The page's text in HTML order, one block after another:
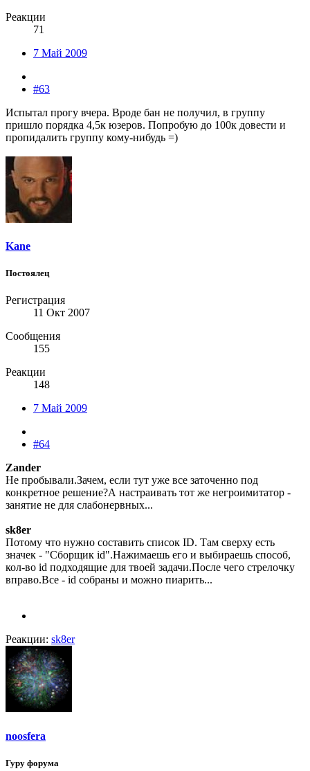
Реакции
71
7 Май 2009
#63
Испытал прогу вчера. Вроде бан не получил, в группу
пришло порядка 4,5к юзеров. Попробую до 100к довести и
пропидалить группу кому-нибудь =)
Kane
Постоялец
Регистрация
11 Окт 2007
Сообщения
155
Реакции
148
7 Май 2009
#64
Zander
Не пробывали.Зачем, если тут уже все заточенно под
конкретное решение?А настраивать тот же негроимитатор -
занятие не для слабонервных...
sk8er
Потому что нужно составить список ID. Там сверху есть
значек - "Сборщик id".Нажимаешь его и выбираешь способ,
кол-во id подходящие для твоей задачи.После чего стрелочку
вправо.Все - id собраны и можно пиарить...
Реакции: sk8er
noosfera
Гуру форума